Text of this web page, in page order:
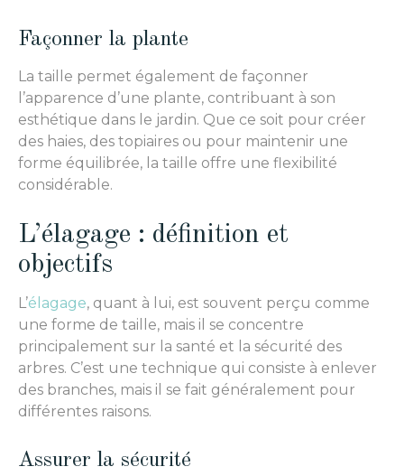
Façonner la plante
La taille permet également de façonner
l’apparence d’une plante, contribuant à son
esthétique dans le jardin. Que ce soit pour créer
des haies, des topiaires ou pour maintenir une
forme équilibrée, la taille offre une flexibilité
considérable.
L’élagage : définition et
objectifs
L’élagage, quant à lui, est souvent perçu comme
une forme de taille, mais il se concentre
principalement sur la santé et la sécurité des
arbres. C’est une technique qui consiste à enlever
des branches, mais il se fait généralement pour
différentes raisons.
Assurer la sécurité